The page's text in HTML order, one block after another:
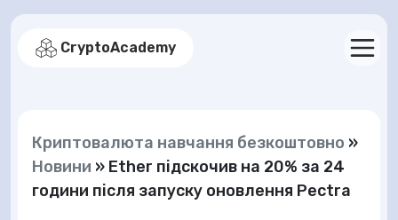
CryptoAcademy
Криптовалюта навчання безкоштовно »
Новини » Ether підскочив на 20% за 24
години після запуску оновлення Pectra